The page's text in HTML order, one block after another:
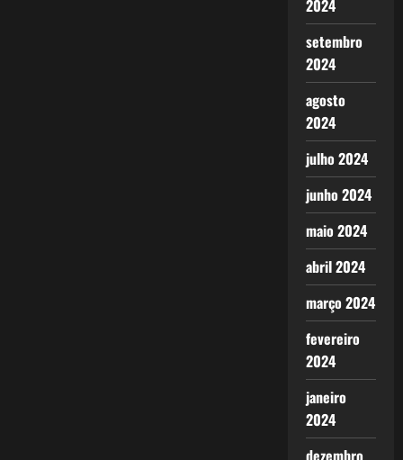
2024
setembro
2024
agosto
2024
julho 2024
junho 2024
maio 2024
abril 2024
março 2024
fevereiro
2024
janeiro
2024
dezembro